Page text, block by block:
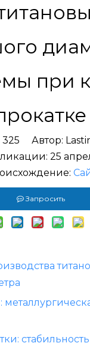
при
325 Автор:
25
Запросить